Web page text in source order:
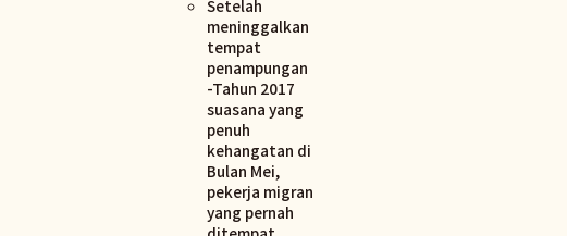
Setelah
meninggalkan
tempat
penampungan
-Tahun 2017
suasana yang
penuh
kehangatan di
Bulan Mei,
pekerja migran
yang pernah